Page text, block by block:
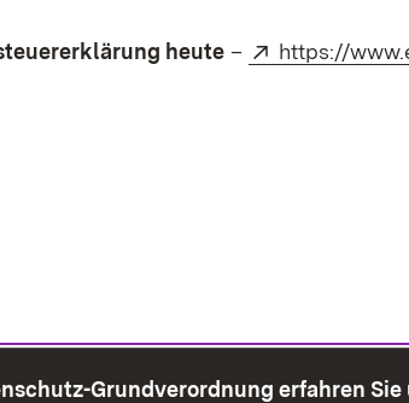
heute – Extern:
https://
Grundverordnung erfahren Sie